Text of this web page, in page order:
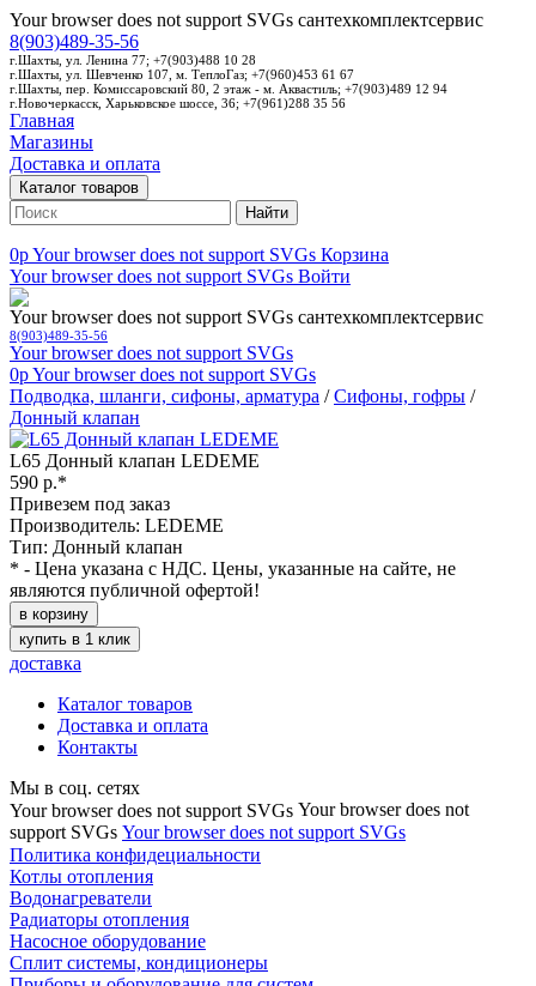
Your browser does not support SVGs сантехкомплектсервис
8(903)489-35-56
г.Шахты, ул. Ленина 77; +7(903)488 10 28
г.Шахты, ул. Шевченко 107, м. ТеплоГаз; +7(960)453 61 67
г.Шахты, пер. Комиссаровский 80, 2 этаж - м. Аквастиль; +7(903)489 12 94
г.Новочеркасск, Харьковское шоссе, 36; +7(961)288 35 56
Главная
Магазины
Доставка и оплата
Каталог товаров
Найти
0pYour browser does not support SVGs Корзина
Your browser does not support SVGs Войти
Your browser does not support SVGs сантехкомплектсервис
8(903)489-35-56
Your browser does not support SVGs
0pYour browser does not support SVGs
Подводка, шланги, сифоны, арматура /Сифоны, гофры /
Донный клапан
L65 Донный клапан LEDEME
590 р.*
Привезем под заказ
Производитель: LEDEME
Тип: Донный клапан
* - Цена указана с НДС. Цены, указанные на сайте, не
являются публичной офертой!
в корзину
купить в 1 клик
доставка
Каталог товаров
Доставка и оплата
Контакты
Мы в соц. сетях
Your browser does not support SVGs Your browser does not
support SVGs Your browser does not support SVGs
Политика конфидециальности
Котлы отопления
Водонагреватели
Радиаторы отопления
Насосное оборудование
Сплит системы, кондиционеры